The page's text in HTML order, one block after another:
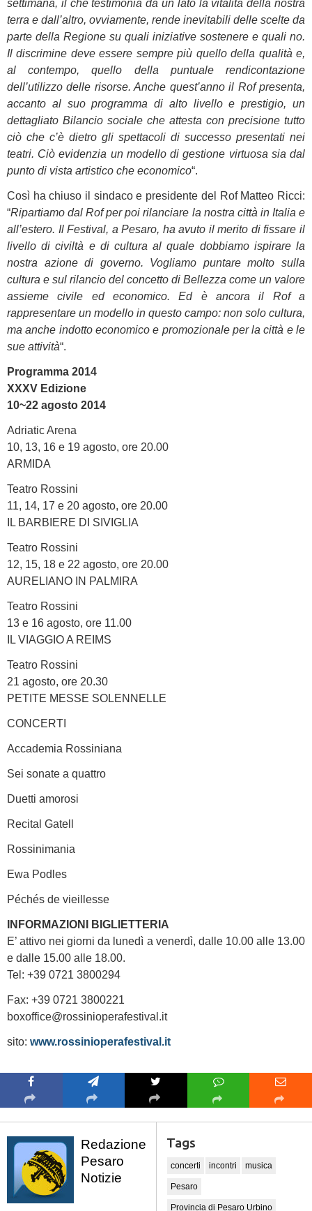
settimana, il che testimonia da un lato la vitalità della nostra
terra e dall’altro, ovviamente, rende inevitabili delle scelte da
parte della Regione su quali iniziative sostenere e quali no.
Il discrimine deve essere sempre più quello della qualità e,
al contempo, quello della puntuale rendicontazione
dell’utilizzo delle risorse. Anche quest’anno il Rof presenta,
accanto al suo programma di alto livello e prestigio, un
dettagliato Bilancio sociale che attesta con precisione tutto
ciò che c’è dietro gli spettacoli di successo presentati nei
teatri. Ciò evidenzia un modello di gestione virtuosa sia dal
punto di vista artistico che economico“.
Così ha chiuso il sindaco e presidente del Rof Matteo Ricci:
“Ripartiamo dal Rof per poi rilanciare la nostra città in Italia e
all’estero. Il Festival, a Pesaro, ha avuto il merito di fissare il
livello di civiltà e di cultura al quale dobbiamo ispirare la
nostra azione di governo. Vogliamo puntare molto sulla
cultura e sul rilancio del concetto di Bellezza come un valore
assieme civile ed economico. Ed è ancora il Rof a
rappresentare un modello in questo campo: non solo cultura,
ma anche indotto economico e promozionale per la città e le
sue attività“.
Programma 2014
XXXV Edizione
10~22 agosto 2014
Adriatic Arena
10, 13, 16 e 19 agosto, ore 20.00
ARMIDA
Teatro Rossini
11, 14, 17 e 20 agosto, ore 20.00
IL BARBIERE DI SIVIGLIA
Teatro Rossini
12, 15, 18 e 22 agosto, ore 20.00
AURELIANO IN PALMIRA
Teatro Rossini
13 e 16 agosto, ore 11.00
IL VIAGGIO A REIMS
Teatro Rossini
21 agosto, ore 20.30
PETITE MESSE SOLENNELLE
CONCERTI
Accademia Rossiniana
Sei sonate a quattro
Duetti amorosi
Recital Gatell
Rossinimania
Ewa Podles
Péchés de vieillesse
INFORMAZIONI BIGLIETTERIA
E’ attivo nei giorni da lunedì a venerdì, dalle 10.00 alle 13.00
e dalle 15.00 alle 18.00.
Tel: +39 0721 3800294
Fax: +39 0721 3800221
boxoffice@rossinioperafestival.it
sito: www.rossinioperafestival.it
Redazione
Pesaro
Notizie
Tags
concerti incontri musica
Pesaro
Provincia di Pesaro Urbino